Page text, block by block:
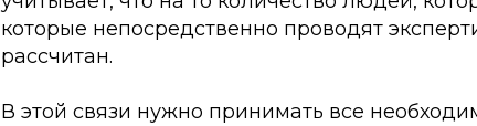
которые непосредственно проводят
рассчитан.
В этой связи нужно принимать все